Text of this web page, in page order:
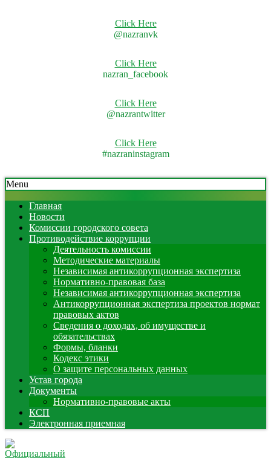
Click Here
@nazranvk
Click Here
nazran_facebook
Click Here
@nazrantwitter
Click Here
#nazraninstagram
Skip
to
content
Secondary
Navigation
Menu
Menu
Главная
Новости
Комиссии городского совета
Противодействие коррупции
Деятельность комиссии
Методические материалы
Независимая антикоррупционная экспертиза
Нормативно-правовая база
Независимая антикоррупционная экспертиза
Антикоррупционная экспертиза проектов нормат
правовых актов
Сведения о доходах, об имуществе и
обязательствах
Формы, бланки
Кодекс этики
О защите персональных данных
Устав города
Документы
Нормативно-правовые акты
КСП
Электронная приемная